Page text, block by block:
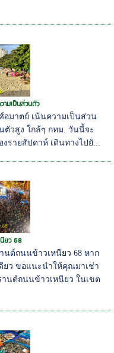
ามเป็นส่วนตัว
อมาตย์ เน้นความเป็นส่วน
ตัวสูง ใกล้ๆ กทม. วันนี้จะ
รายสัปดาห์ เดินทางไปยั...
นียว 68
นต์ถนนข้าวเหนียว 68 หาก
ยว ขอแนะนำให้คุณมาเช่า
านต์ถนนข้าวเหนียว ในเขต